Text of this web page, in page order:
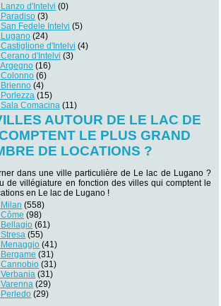
d'Intelvi (0)
(3)
Fedele Intelvi (5)
(24)
d'Intelvi (4)
d'Intelvi (3)
(16)
(6)
(4)
(15)
Comacina (11)
AUTOUR DE LE LAC DE
LE PLUS GRAND
DE LOCATIONS ?
dans une ville particulière de Le lac de Lugano ?
de villégiature en fonction des villes qui comptent le
en Le lac de Lugano !
(558)
(98)
(61)
(55)
(41)
(31)
(31)
(31)
(29)
(29)